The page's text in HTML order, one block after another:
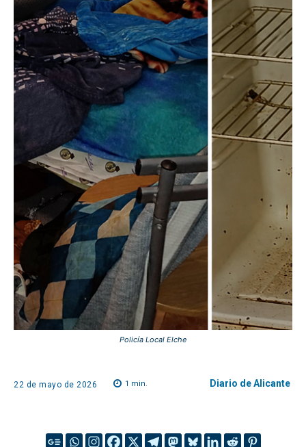
Policía Local Elche
22 de mayo de 2026 1 min. Diario de Alicante